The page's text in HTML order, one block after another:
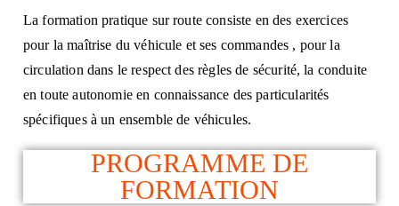
La formation pratique sur route consiste en des exercices
pour la maîtrise du véhicule et ses commandes , pour la
circulation dans le respect des règles de sécurité, la conduite
en toute autonomie en connaissance des particularités
spécifiques à un ensemble de véhicules.
PROGRAMME DE
FORMATION